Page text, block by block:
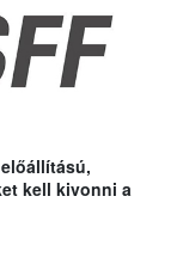
kell kivonni a